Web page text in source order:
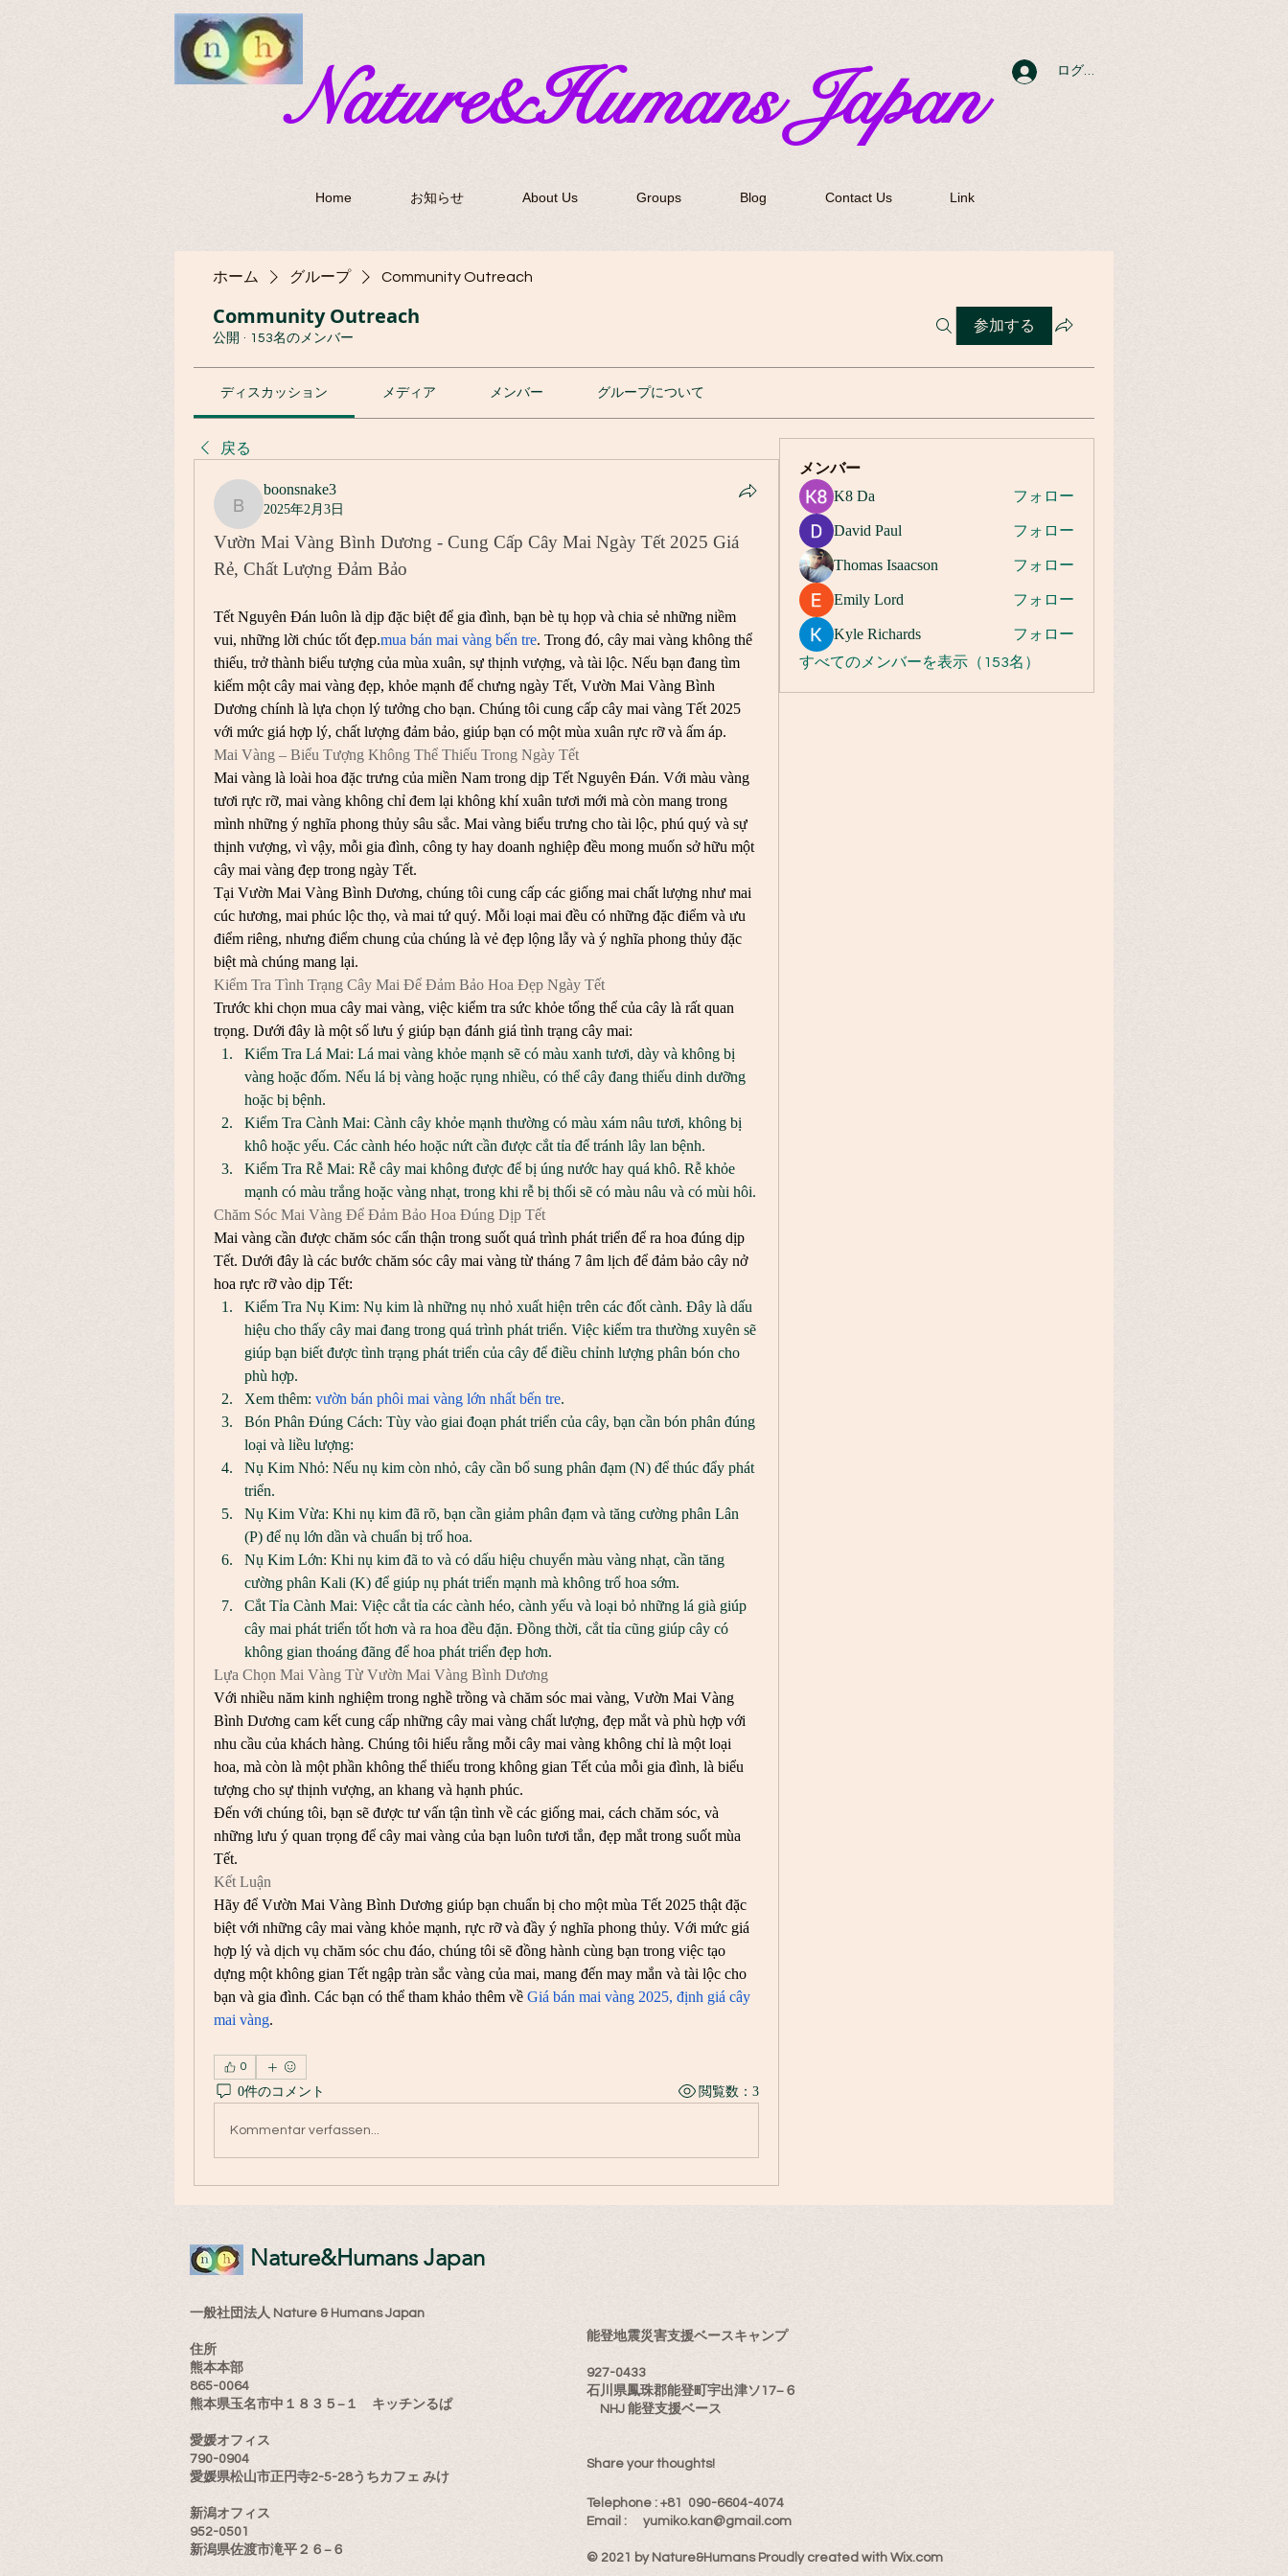
​Nature&Humans Japan ログイン
Home お知らせ About Us Groups Blog Contact Us Link
ホーム グループ Community Outreach
Community Outreach
公開 · 153名のメンバー
参加する
ディスカッション メディア メンバー グループについて
戻る
boonsnake3
boonsnake3
2025年2月3日
Vườn Mai Vàng Bình Dương - Cung Cấp Cây Mai Ngày Tết 2025 Giá
Rẻ, Chất Lượng Đảm Bảo
Tết Nguyên Đán luôn là dịp đặc biệt để gia đình, bạn bè tụ họp và chia sẻ những niềm
vui, những lời chúc tốt đẹp.mua bán mai vàng bến tre. Trong đó, cây mai vàng không thể
thiếu, trở thành biểu tượng của mùa xuân, sự thịnh vượng, và tài lộc. Nếu bạn đang tìm
kiếm một cây mai vàng đẹp, khỏe mạnh để chưng ngày Tết, Vườn Mai Vàng Bình
Dương chính là lựa chọn lý tưởng cho bạn. Chúng tôi cung cấp cây mai vàng Tết 2025
với mức giá hợp lý, chất lượng đảm bảo, giúp bạn có một mùa xuân rực rỡ và ấm áp.
Mai Vàng – Biểu Tượng Không Thể Thiếu Trong Ngày Tết
Mai vàng là loài hoa đặc trưng của miền Nam trong dịp Tết Nguyên Đán. Với màu vàng
tươi rực rỡ, mai vàng không chỉ đem lại không khí xuân tươi mới mà còn mang trong
mình những ý nghĩa phong thủy sâu sắc. Mai vàng biểu trưng cho tài lộc, phú quý và sự
thịnh vượng, vì vậy, mỗi gia đình, công ty hay doanh nghiệp đều mong muốn sở hữu một
cây mai vàng đẹp trong ngày Tết.
Tại Vườn Mai Vàng Bình Dương, chúng tôi cung cấp các giống mai chất lượng như mai
cúc hương, mai phúc lộc thọ, và mai tứ quý. Mỗi loại mai đều có những đặc điểm và ưu
điểm riêng, nhưng điểm chung của chúng là vẻ đẹp lộng lẫy và ý nghĩa phong thủy đặc
biệt mà chúng mang lại.
Kiểm Tra Tình Trạng Cây Mai Để Đảm Bảo Hoa Đẹp Ngày Tết
Trước khi chọn mua cây mai vàng, việc kiểm tra sức khỏe tổng thể của cây là rất quan
trọng. Dưới đây là một số lưu ý giúp bạn đánh giá tình trạng cây mai:
Kiểm Tra Lá Mai: Lá mai vàng khỏe mạnh sẽ có màu xanh tươi, dày và không bị
vàng hoặc đốm. Nếu lá bị vàng hoặc rụng nhiều, có thể cây đang thiếu dinh dưỡng
hoặc bị bệnh.
Kiểm Tra Cành Mai: Cành cây khỏe mạnh thường có màu xám nâu tươi, không bị
khô hoặc yếu. Các cành héo hoặc nứt cần được cắt tỉa để tránh lây lan bệnh.
Kiểm Tra Rễ Mai: Rễ cây mai không được để bị úng nước hay quá khô. Rễ khỏe
mạnh có màu trắng hoặc vàng nhạt, trong khi rễ bị thối sẽ có màu nâu và có mùi hôi.
Chăm Sóc Mai Vàng Để Đảm Bảo Hoa Đúng Dịp Tết
Mai vàng cần được chăm sóc cẩn thận trong suốt quá trình phát triển để ra hoa đúng dịp
Tết. Dưới đây là các bước chăm sóc cây mai vàng từ tháng 7 âm lịch để đảm bảo cây nở
hoa rực rỡ vào dịp Tết:
Kiểm Tra Nụ Kim: Nụ kim là những nụ nhỏ xuất hiện trên các đốt cành. Đây là dấu
hiệu cho thấy cây mai đang trong quá trình phát triển. Việc kiểm tra thường xuyên sẽ
giúp bạn biết được tình trạng phát triển của cây để điều chỉnh lượng phân bón cho
phù hợp.
Xem thêm: vườn bán phôi mai vàng lớn nhất bến tre.
Bón Phân Đúng Cách: Tùy vào giai đoạn phát triển của cây, bạn cần bón phân đúng
loại và liều lượng:
Nụ Kim Nhỏ: Nếu nụ kim còn nhỏ, cây cần bổ sung phân đạm (N) để thúc đẩy phát
triển.
Nụ Kim Vừa: Khi nụ kim đã rõ, bạn cần giảm phân đạm và tăng cường phân Lân
(P) để nụ lớn dần và chuẩn bị trổ hoa.
Nụ Kim Lớn: Khi nụ kim đã to và có dấu hiệu chuyển màu vàng nhạt, cần tăng
cường phân Kali (K) để giúp nụ phát triển mạnh mà không trổ hoa sớm.
Cắt Tỉa Cành Mai: Việc cắt tỉa các cành héo, cành yếu và loại bỏ những lá già giúp
cây mai phát triển tốt hơn và ra hoa đều đặn. Đồng thời, cắt tỉa cũng giúp cây có
không gian thoáng đãng để hoa phát triển đẹp hơn.
Lựa Chọn Mai Vàng Từ Vườn Mai Vàng Bình Dương
Với nhiều năm kinh nghiệm trong nghề trồng và chăm sóc mai vàng, Vườn Mai Vàng
Bình Dương cam kết cung cấp những cây mai vàng chất lượng, đẹp mắt và phù hợp với
nhu cầu của khách hàng. Chúng tôi hiểu rằng mỗi cây mai vàng không chỉ là một loại
hoa, mà còn là một phần không thể thiếu trong không gian Tết của mỗi gia đình, là biểu
tượng cho sự thịnh vượng, an khang và hạnh phúc.
Đến với chúng tôi, bạn sẽ được tư vấn tận tình về các giống mai, cách chăm sóc, và
những lưu ý quan trọng để cây mai vàng của bạn luôn tươi tắn, đẹp mắt trong suốt mùa
Tết.
Kết Luận
Hãy để Vườn Mai Vàng Bình Dương giúp bạn chuẩn bị cho một mùa Tết 2025 thật đặc
biệt với những cây mai vàng khỏe mạnh, rực rỡ và đầy ý nghĩa phong thủy. Với mức giá
hợp lý và dịch vụ chăm sóc chu đáo, chúng tôi sẽ đồng hành cùng bạn trong việc tạo
dựng một không gian Tết ngập tràn sắc vàng của mai, mang đến may mắn và tài lộc cho
bạn và gia đình. Các bạn có thể tham khảo thêm về Giá bán mai vàng 2025, định giá cây
mai vàng.
0
0件のコメント 閲覧数：3
Kommentar verfassen...
メンバー
K8 Da フォロー
David Paul フォロー
Thomas Isaacson フォロー
Emily Lord フォロー
Kyle Richards
フォロー
すべてのメンバーを表示（153名）
​Nature&Humans Japan
一般社団法人 Nature & Humans Japan
住所
熊本本部
865-0064
熊本県玉名市中１８３５−１ キッチンるぱ
愛媛オフィス
790-0904
愛媛県松山市正円寺2-5-28うちカフェ みけ
新潟オフィス
952-0501
新潟県佐渡市滝平２６−６
能登地震災害支援ベースキャンプ
927-0433
石川県鳳珠郡能登町宇出津ソ17−６
NHJ 能登支援ベース
Share your thoughts!
​Telephone : ​+81 090-6604-4074
Email : ​ yumiko.kan@gmail.com
© 2021 by Nature&Humans Proudly created with Wix.com